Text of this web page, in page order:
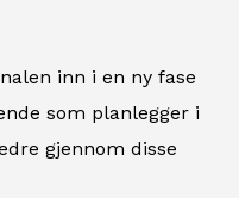
inn i en ny fase
som planlegger i
gjennom disse